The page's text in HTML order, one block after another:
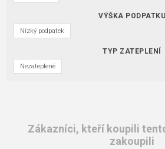
VÝŠKA PODPATKU
Nízký podpatek
TYP ZATEPLENÍ
Nezateplené
Zákazníci, kteří koupili
zakoupili